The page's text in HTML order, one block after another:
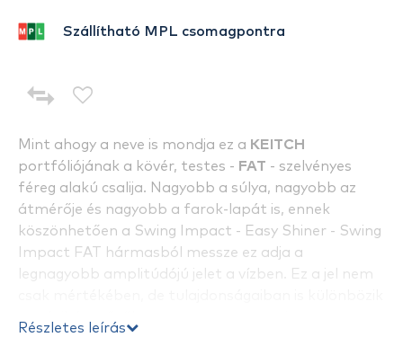
Mint ahogy a neve is mondja ez a KEITCH
portfóliójának a kövér, testes - FAT - szelvényes
féreg alakú csalija. Nagyobb a súlya, nagyobb az
átmérője és nagyobb a farok-lapát is, ennek
köszönhetően a Swing Impact - Easy Shiner - Swing
Impact FAT hármasból messze ez adja a
legnagyobb amplitúdójú jelet a vízben. Ez a jel nem
Részletes leírás
Szállítható MPL csomagpontra